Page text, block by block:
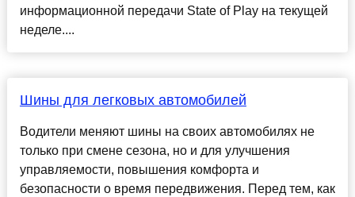
информационной передачи State of Play на текущей
неделе....
Шины для легковых автомобилей
Водители меняют шины на своих автомобилях не
только при смене сезона, но и для улучшения
управляемости, повышения комфорта и
безопасности о время передвижения. Перед тем, как